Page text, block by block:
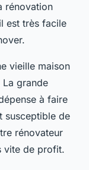
rénovation
est très facile
vieille maison
grande
à faire
susceptible de
rénovateur
vite de profit.